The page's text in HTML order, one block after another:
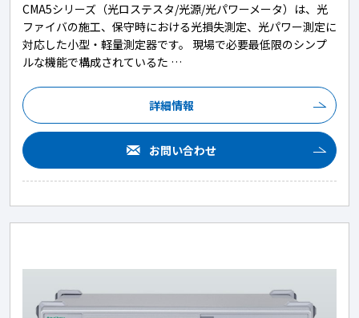
CMA5シリーズ（光ロステスタ/光源/光パワーメータ）は、光
ファイバの施工、保守時における光損失測定、光パワー測定に
対応した小型・軽量測定器です。 現場で必要最低限のシンプ
ルな機能で構成されているた …
詳細情報
お問い合わせ